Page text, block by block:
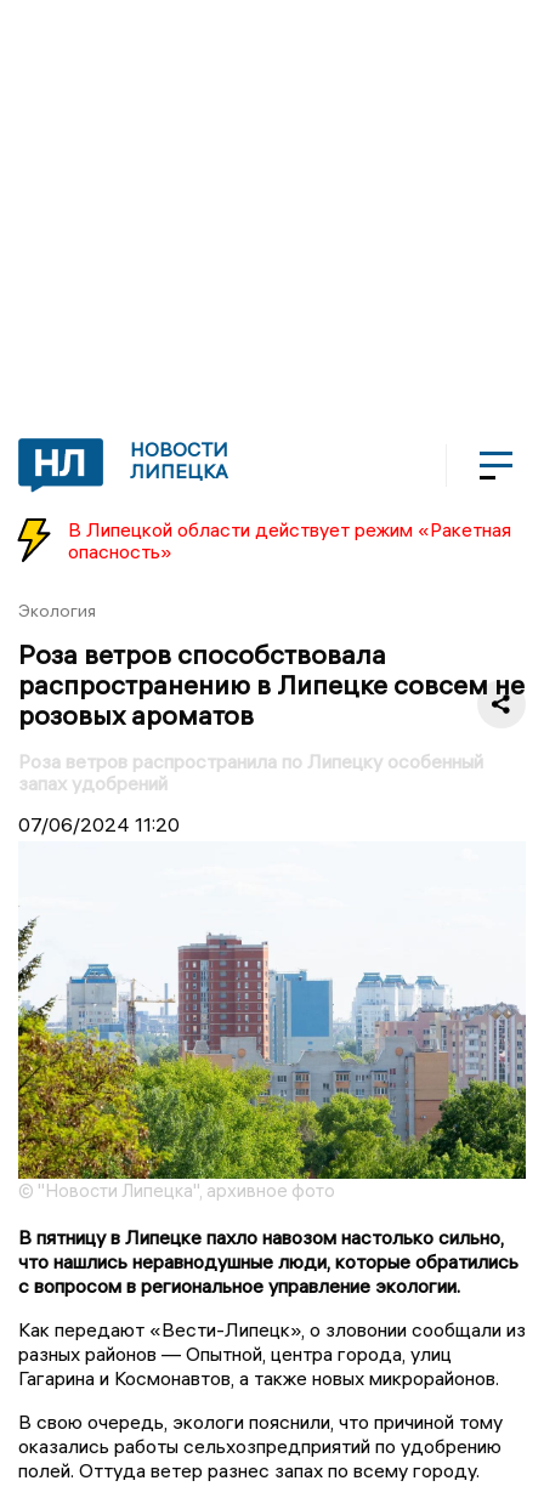
НОВОСТИ
ЛИПЕЦКА
В Липецкой области действует режим «Ракетная
опасность»
Экология
Роза ветров способствовала
распространению в Липецке совсем не
розовых ароматов
Роза ветров распространила по Липецку особенный
запах удобрений
07/06/2024 11:20
© "Новости Липецка", архивное фото
В пятницу в Липецке пахло навозом настолько сильно,
что нашлись неравнодушные люди, которые обратились
с вопросом в региональное управление экологии.
Как передают «Вести-Липецк», о зловонии сообщали из
разных районов — Опытной, центра города, улиц
Гагарина и Космонавтов, а также новых микрорайонов.
В свою очередь, экологи пояснили, что причиной тому
оказались работы сельхозпредприятий по удобрению
полей. Оттуда ветер разнес запах по всему городу.